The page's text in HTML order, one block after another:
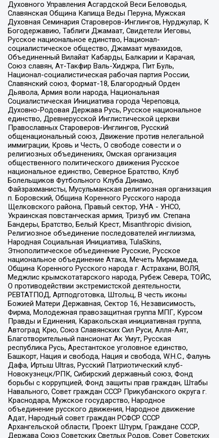
Духовного Управления Асгардской Веси Беловодья,
Славянская Община Капища Веды Перуна, Мужская
Духовная Семинария Староверов-Инглингов, Нурджулар, К
Богодержавию, Таблиги Джамаат, Свидетели Иеговы,
Русское национальное единство, Национал-
социалистическое общество, Джамаат мувахидов,
Объединенный Вилайат Кабарды, Балкарии и Карачая,
Союз славян, Ат-Такфир Валь-Хиджра, Пит Буль,
Национал-социалистическая рабочая партия России,
Славянский союз, Формат-18, Благородный Орден
Дьявола, Армия воли народа, Национальная
Социалистическая Инициатива города Череповца,
Духовно-Родовая Держава Русь, Русское национальное
единство, Древнерусской Инглистической церкви
Православных Староверов-Инглингов, Русский
общенациональный союз, Движение против нелегальной
иммиграции, Кровь и Честь, О свободе совести и о
религиозных объединениях, Омская организация
общественного политического движения Русское
национальное единство, Северное Братство, Клуб
Болельщиков Футбольного Клуба Динамо,
Файзрахманисты, Мусульманская религиозная организация
п. Боровский, Община Коренного Русского народа
Щелковского района, Правый сектор, УНА - УНСО,
Украинская повстанческая армия, Тризуб им. Степана
Бандеры, Братство, Белый Крест, Misanthropic division,
Религиозное объединение последователей инглиизма,
Народная Социальная Инициатива, TulaSkins,
Этнополитическое объединение Русские, Русское
национальное объединение Атака, Мечеть Мирмамеда,
Община Коренного Русского народа г. Астрахани, ВОЛЯ,
Меджлис крымскотатарского народа, Рубеж Севера, ТОЙС,
О противодействии экстремистской деятельности,
РЕВТАТПОД, Артподготовка, Штольц, В честь иконы
Божией Матери Державная, Сектор 16, Независимость,
Фирма, Молодежная правозащитная группа МПГ, Курсом
Правды и Единения, Каракольская инициативная группа,
Автоград Крю, Союз Славянских Сил Руси, Алля-Аят,
Благотворительный пансионат Ак Умут, Русская
республика Русь, Арестантское уголовное единство,
Башкорт, Нация и свобода, Нация и свобода, W.H.С., Фалунь
Дафа, Иртыш Ultras, Русский Патриотический клуб-
Новокузнецк/РПК, Сибирский державный союз, Фонд
борьбы с коррупцией, Фонд защиты прав граждан, Штабы
Навального, Совет граждан СССР Прикубанского округа г.
Краснодара, Мужское государство, Народное
объединение русского движения, Народное движение
Адат, Народный совет граждан РСФСР СССР
Архангельской области, Проект Штурм, Граждане СССР,
Держава Союз Советских Светлых Родов, Совет Советских